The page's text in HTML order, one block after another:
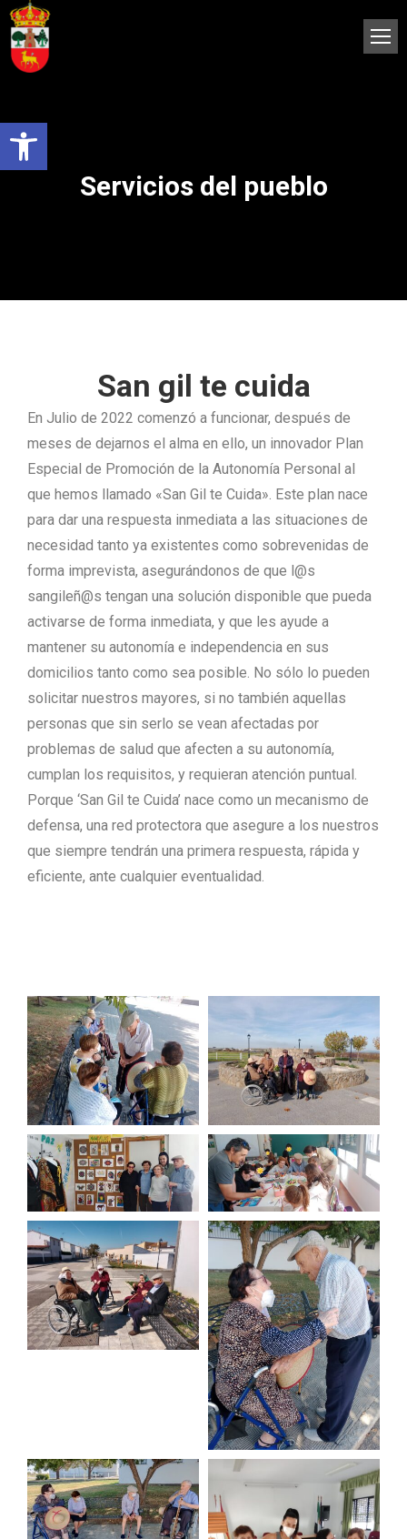
Abrir barra de herramientas
Servicios del pueblo
San gil te cuida
En Julio de 2022 comenzó a funcionar, después de
meses de dejarnos el alma en ello, un innovador Plan
Especial de Promoción de la Autonomía Personal al
que hemos llamado «San Gil te Cuida». Este plan nace
para dar una respuesta inmediata a las situaciones de
necesidad tanto ya existentes como sobrevenidas de
forma imprevista, asegurándonos de que l@s
sangileñ@s tengan una solución disponible que pueda
activarse de forma inmediata, y que les ayude a
mantener su autonomía e independencia en sus
domicilios tanto como sea posible. No sólo lo pueden
solicitar nuestros mayores, si no también aquellas
personas que sin serlo se vean afectadas por
problemas de salud que afecten a su autonomía,
cumplan los requisitos, y requieran atención puntual.
Porque ‘San Gil te Cuida’ nace como un mecanismo de
defensa, una red protectora que asegure a los nuestros
que siempre tendrán una primera respuesta, rápida y
eficiente, ante cualquier eventualidad.